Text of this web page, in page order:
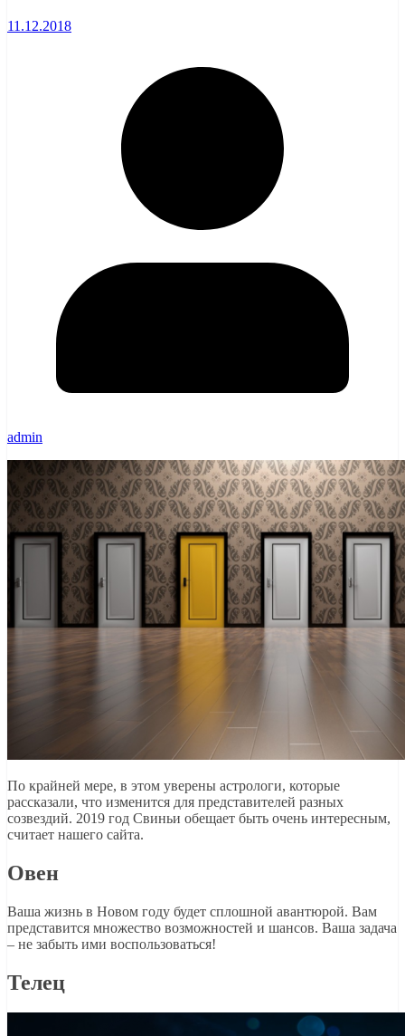
11.12.2018
admin
По крайней мере, в этом уверены астрологи, которые
рассказали, что изменится для представителей разных
созвездий. 2019 год Свиньи обещает быть очень интересным,
считает нашего сайта.
Овен
Ваша жизнь в Новом году будет сплошной авантюрой. Вам
представится множество возможностей и шансов. Ваша задача
– не забыть ими воспользоваться!
Телец